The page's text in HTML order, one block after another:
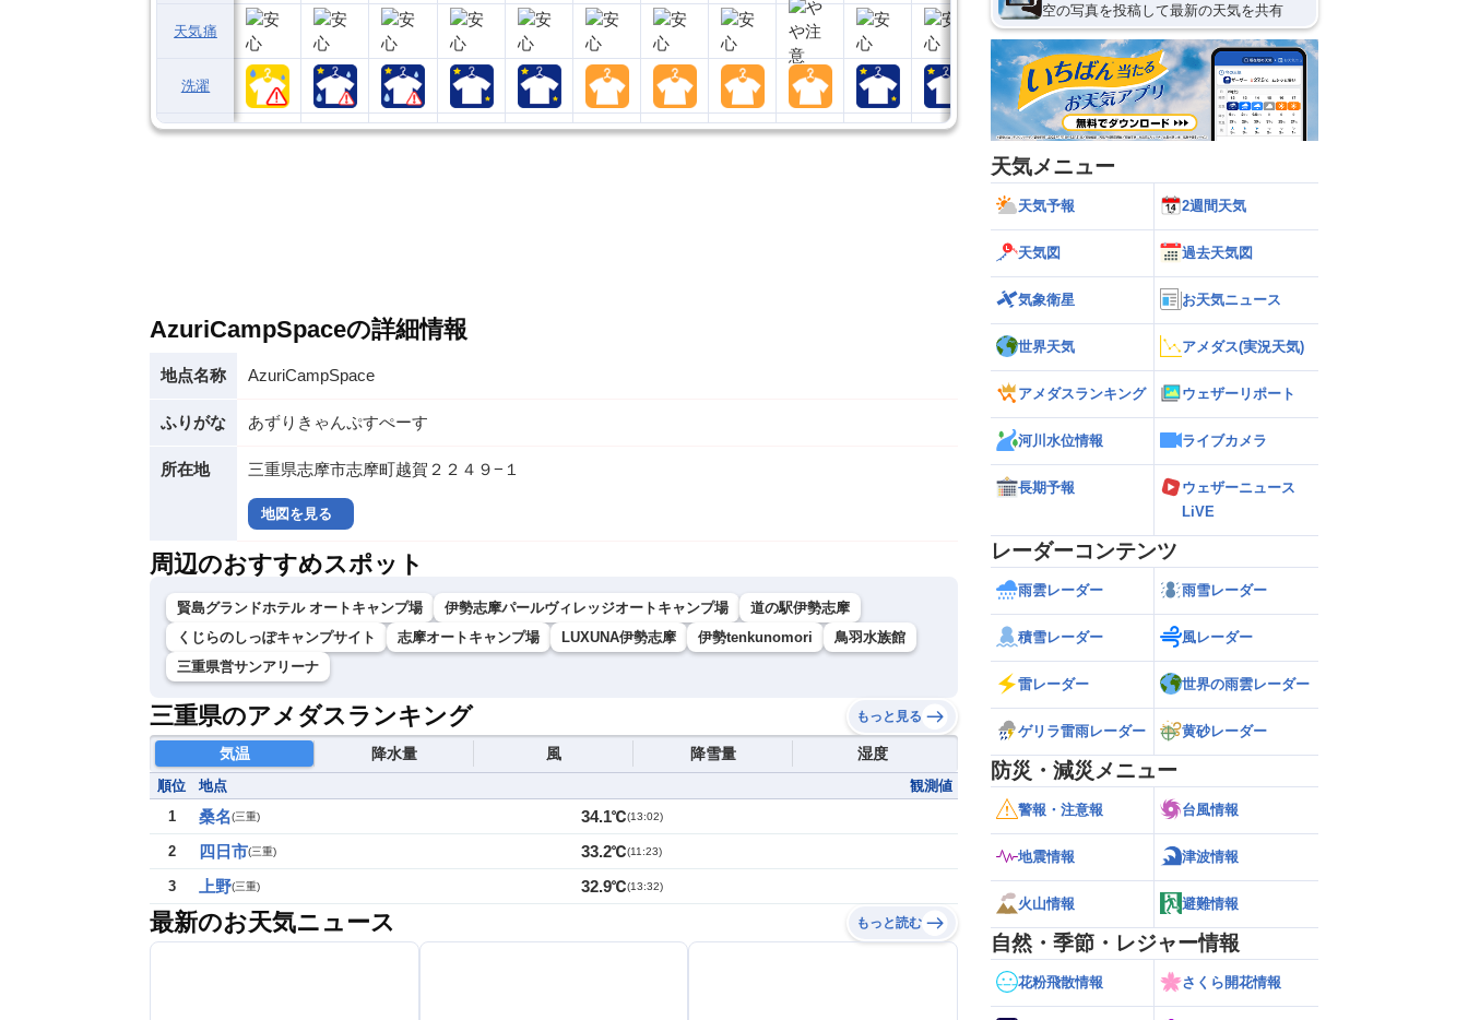
天気痛
洗濯
AzuriCampSpaceの詳細情報
地点名称 AzuriCampSpace
ふりがな あずりきゃんぷすぺーす
所在地 三重県志摩市志摩町越賀２２４９−１
地図を見る
周辺のおすすめスポット
賢島グランドホテル オートキャンプ場 伊勢志摩パールヴィレッジオートキャンプ場
道の駅伊勢志摩
くじらのしっぽキャンプサイト
志摩オートキャンプ場 LUXUNA伊勢志摩 伊勢tenkunomori
鳥羽水族館
三重県営サンアリーナ
三重県のアメダスランキング もっと見る
気温 降水量 風 降雪量 湿度
順位 地点
観測値
1
桑名(三重) 34.1℃(13:02)
2 四日市(三重) 33.2℃(11:23)
3 上野(三重) 32.9℃(13:32)
最新のお天気ニュース もっと読む
空の写真を投稿して最新の天気を共有
天気メニュー
天気予報 2週間天気
天気図 過去天気図
気象衛星 お天気ニュース
世界天気 アメダス(実況天気)
アメダスランキング ウェザーリポート
河川水位情報 ライブカメラ
長期予報
ウェザーニュース
LiVE
レーダーコンテンツ
雨雲レーダー 雨雪レーダー
積雪レーダー 風レーダー
雷レーダー 世界の雨雲レーダー
ゲリラ雷雨レーダー 黄砂レーダー
防災・減災メニュー
警報・注意報 台風情報
地震情報 津波情報
火山情報 避難情報
自然・季節・レジャー情報
花粉飛散情報 さくら開花情報